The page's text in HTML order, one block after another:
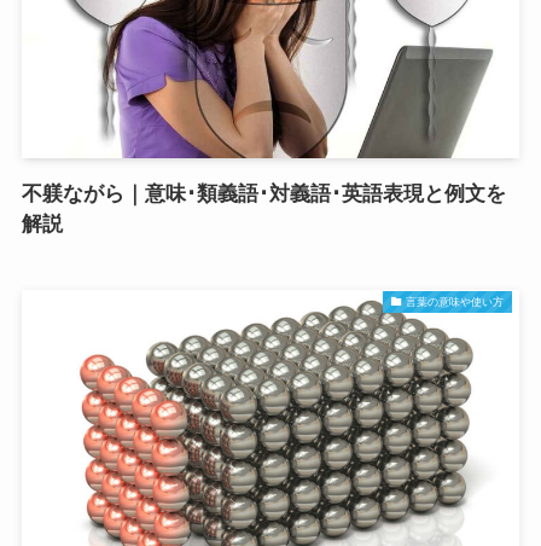
不躾ながら｜意味･類義語･対義語･英語表現と例文を
解説
言葉の意味や使い方